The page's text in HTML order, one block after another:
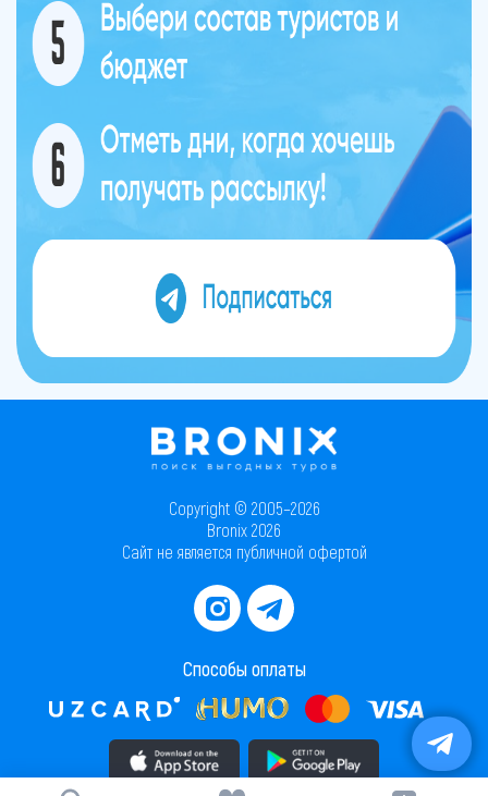
Copyright © 2005–2026
Bronix 2026
Сайт не является публичной офертой
Способы оплаты
Скачать приложение в AppStore Скачать приложение в PlayMarket